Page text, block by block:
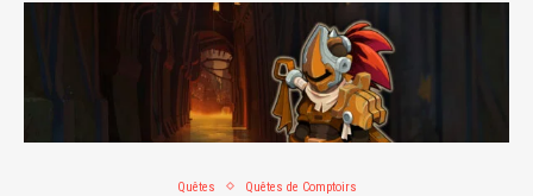
Quêtes Quêtes de Comptoirs